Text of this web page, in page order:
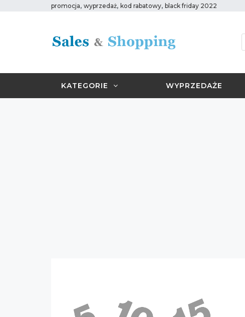
promocja, wyprzedaż, kod rabatowy, black friday 2022
KATEGORIE WYPRZEDAŻE